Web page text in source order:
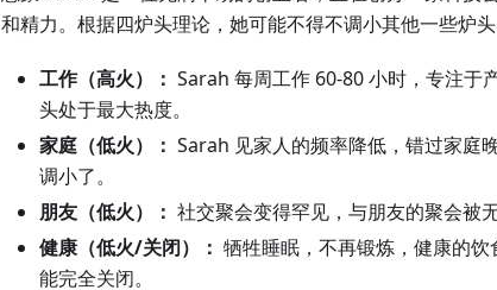
和精力。根据四炉头理论，她可能不得不调小其他一些炉头
工作（高火）： Sarah 每周工作 60-80 小时，专注于
头处于最大热度。
家庭（低火）： Sarah 见家人的频率降低，错过家庭
调小了。
朋友（低火）： 社交聚会变得罕见，与朋友的聚会被
健康（低火/关闭）： 牺牲睡眠，不再锻炼，健康的
能完全关闭。